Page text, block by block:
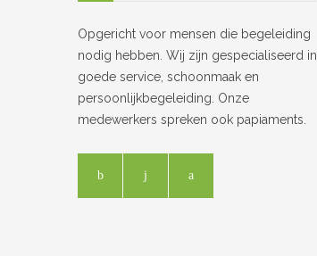
Opgericht voor mensen die begeleiding
nodig hebben. Wij zijn gespecialiseerd in
goede service, schoonmaak en
persoonlijkbegeleiding. Onze
medewerkers spreken ook papiaments.